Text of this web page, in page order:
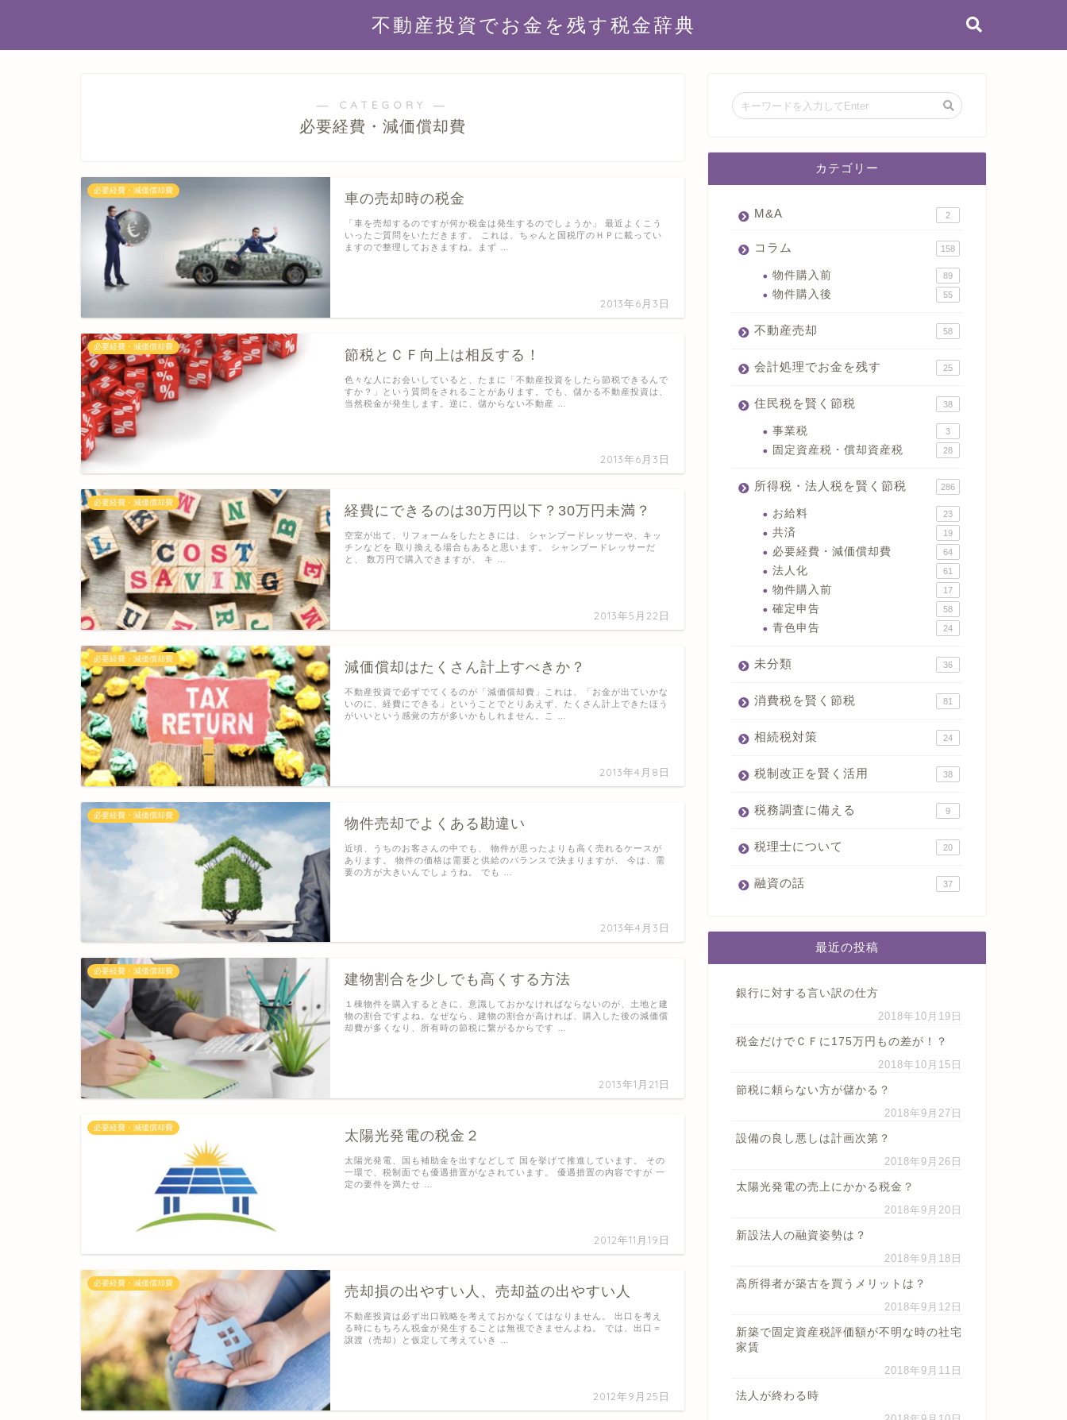
不動産投資でお金を残す税金辞典
― CATEGORY ―
必要経費・減価償却費
必要経費・減価償却費
車の売却時の税金
2013年6月3日
「車を売却するのですが何か税金は発生するのでしょうか」 最近よくこう
いったご質問をいただきます。 これは、ちゃんと国税庁のＨＰに載ってい
ますので整理しておきますね。まず …
必要経費・減価償却費
節税とＣＦ向上は相反する！
2013年6月3日
色々な人にお会いしていると、たまに「不動産投資をしたら節税できるんで
すか？」という質問をされることがあります。でも、儲かる不動産投資は、
当然税金が発生します。逆に、儲からない不動産 …
必要経費・減価償却費
経費にできるのは30万円以下？30万円未満？
2013年5月22日
空室が出て、リフォームをしたときには、 シャンプードレッサーや、キッ
チンなどを 取り換える場合もあると思います。 シャンプードレッサーだ
と、 数万円で購入できますが、 キ …
必要経費・減価償却費
減価償却はたくさん計上すべきか？
2013年4月8日
不動産投資で必ずでてくるのが「減価償却費」これは、「お金が出ていかな
いのに、経費にできる」ということでとりあえず、たくさん計上できたほう
がいいという感覚の方が多いかもしれません。こ …
必要経費・減価償却費
物件売却でよくある勘違い
2013年4月3日
近頃、うちのお客さんの中でも、 物件が思ったよりも高く売れるケースが
あります。 物件の価格は需要と供給のバランスで決まりますが、 今は、需
要の方が大きいんでしょうね。 でも …
必要経費・減価償却費
建物割合を少しでも高くする方法
2013年1月21日
１棟物件を購入するときに、意識しておかなければならないのが、土地と建
物の割合ですよね。なぜなら、建物の割合が高ければ、購入した後の減価償
却費が多くなり、所有時の節税に繋がるからです …
必要経費・減価償却費
太陽光発​電の税金２
2012年11月19日
太陽光発電、国も補助金を出すなどして 国を挙げて推進しています。 その
一環で、税制面でも優遇措置がなされています。 優遇措置の内容ですが 一
定の要件を満たせ …
必要経費・減価償却費
売却損の​出やすい人、売却益の​出やすい人
2012年9月25日
不動産投資は必ず出口戦略を考えておかなくてはなりません。 出口を考え
る時にもちろん税金が発生することは無視できませんよね。 では、出口＝
譲渡（売却）と仮定して考えていき …
カテゴリー
M&A 2
コラム 158
物件購入前 89
物件購入後 55
不動産売却 58
会計処理でお金を残す 25
住民税を賢く節税 38
事業税 3
固定資産税・償却資産税 28
所得税・法人税を賢く節税 286
お給料 23
共済 19
必要経費・減価償却費 64
法人化 61
物件購入前 17
確定申告 58
青色申告 24
未分類 36
消費税を賢く節税 81
相続税対策 24
税制改正を賢く活用 38
税務調査に備える 9
税理士について 20
融資の話 37
最近の投稿
銀行に対する言い訳の仕方
2018年10月19日
税金だけでＣＦに175万円もの差が！？
2018年10月15日
節税に頼らない方が儲かる？
2018年9月27日
設備の良し悪しは計画次第？
2018年9月26日
太陽光発電の売上にかかる税金？
2018年9月20日
新設法人の融資姿勢は？
2018年9月18日
高所得者が築古を買うメリットは？
2018年9月12日
新築で固定資産税評価額が不明な時の社宅
家賃
2018年9月11日
法人が終わる時